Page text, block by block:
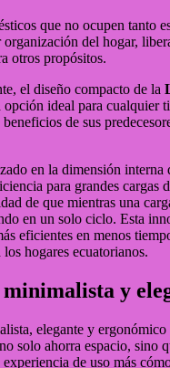
que no ocupen tanto
del hogar,
otros propósitos.
el diseño compacto de la
opción ideal para cualquier
de sus
en la dimensión interna
para grandes cargas
de que mientras una
en un solo ciclo. Esta
eficientes en menos
hogares ecuatorianos.
y
elegante y ergonómico
no solo ahorra espacio, sino
de uso más